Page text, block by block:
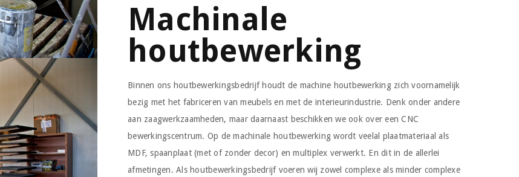
Machinale
houtbewerking
Binnen ons houtbewerkingsbedrijf houdt de machine houtbewerking zich voornamelijk
bezig met het fabriceren van meubels en met de interieurindustrie. Denk onder andere
aan zaagwerkzaamheden, maar daarnaast beschikken we ook over een CNC
bewerkingscentrum. Op de machinale houtbewerking wordt veelal plaatmateriaal als
MDF, spaanplaat (met of zonder decor) en multiplex verwerkt. En dit in de allerlei
afmetingen. Als houtbewerkingsbedrijf voeren wij zowel complexe als minder complexe